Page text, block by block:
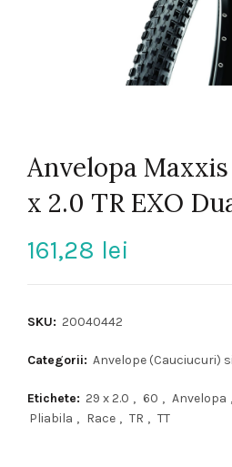
Anvelopa
x 2.0 TR EXO
161,28 lei
SKU: 20040442
Categorii: Anvelope (Cauciucuri)
Etichete: 29 x 2.0 , 60 , Anvelopa ,
Pliabila , Race , TR , TT